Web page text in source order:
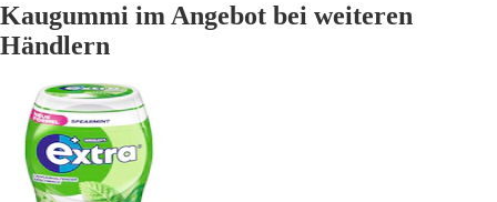
Kaugummi im Angebot bei weiteren
Händlern